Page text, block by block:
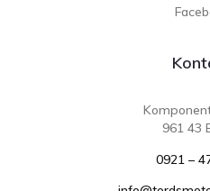
961 43
0921 –